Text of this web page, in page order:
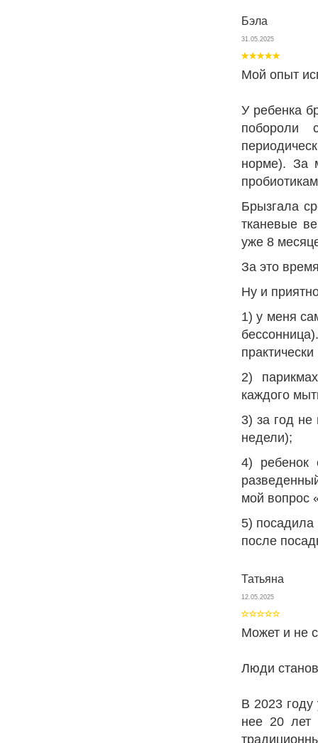
Бэла
31.05.2025
Мой опыт
У ребенка
побороли
норме). За
Брызгала
тканевые
уже 8
За это
Ну и
1) у меня
2)
каждого
3) за год
недели);
4) ребенок
мой вопрос
5) посадила
после
Татьяна
12.05.2025
Может и не
Люди
В 2023
нее 20 лет